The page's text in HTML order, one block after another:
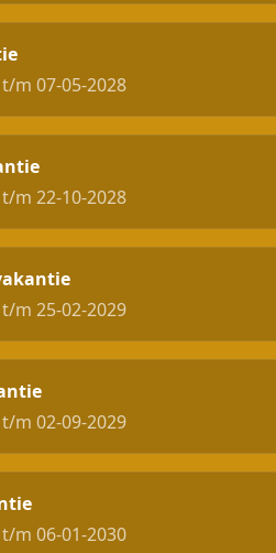
m 07-05-2028
m 22-10-2028
m 25-02-2029
m 02-09-2029
m 06-01-2030